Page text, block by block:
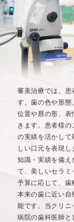
審美治療では、患
す。歯の色や形態
位置や唇の形、表
きます。患者様
の実績を活かして
しい口元を表現し
知識・実績を備え
て、美しいセラミ
予算に応じて、歯
本来の歯に近い自
能です。当クリニ
病院の歯科医師と